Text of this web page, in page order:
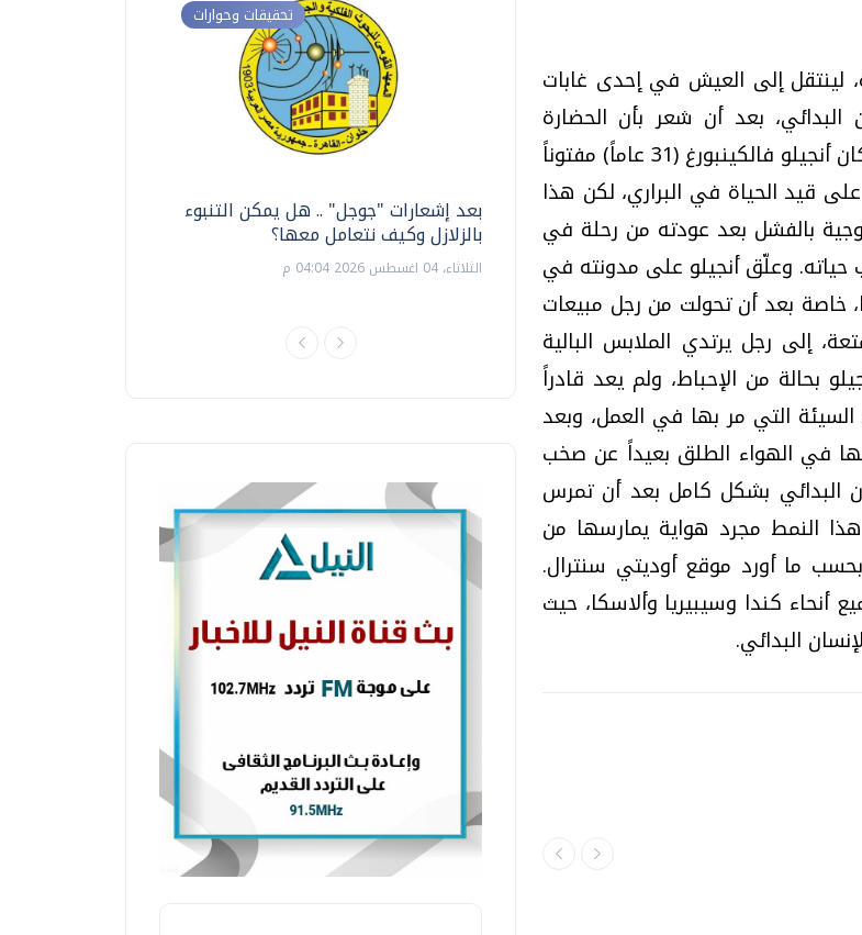
لينتقل إلى العيش في إحدى غابات
بعد أن شعر بأن الحضارة
الحديثة لم تمنحه السعادة التي كان يصبو إليها. ولطالما كان أنجيلو فالكينبورغ (31 عاماً) مفتوناً
على قيد الحياة في البراري، لكن هذا
بالفشل بعد عودته من رحلة في
حياته. وعلّق أنجيلو على مدونته في
خاصة بعد أن تحولت من رجل مبيعات
إلى رجل يرتدي الملابس البالية
بحالة من الإحباط، ولم يعد قادراً
التي مر بها في العمل، وبعد
في الهواء الطلق بعيداً عن صخب
البدائي بشكل كامل بعد أن تمرس
النمط مجرد هواية يمارسها من
ما أورد موقع أوديتي سنترال.
أنحاء كندا وسيبيريا وألاسكا، حيث
البدائي.
تحقيقات وحوارات
بعد إشعارات "جوجل" .. هل يمكن التنبوء
بالزلازل وكيف نتعامل معها؟
الثلاثاء، 04 اغسطس 2026 04:04 م
دليلك للتنسيق الجامعي .. تساؤلات
وإجابات
السبت، 01 اغسطس 2026 10:25 ص